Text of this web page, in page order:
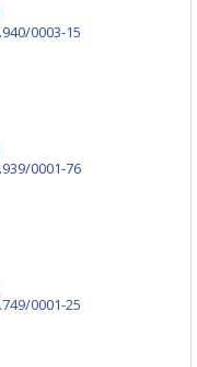
0003-15
0001-76
0001-25